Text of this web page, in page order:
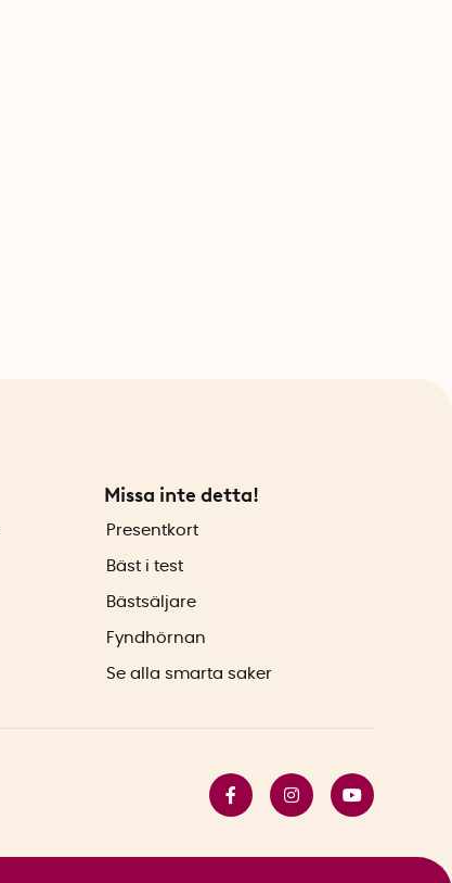
Missa inte detta!
Presentkort
Bäst i test
Bästsäljare
Fyndhörnan
Se alla smarta saker